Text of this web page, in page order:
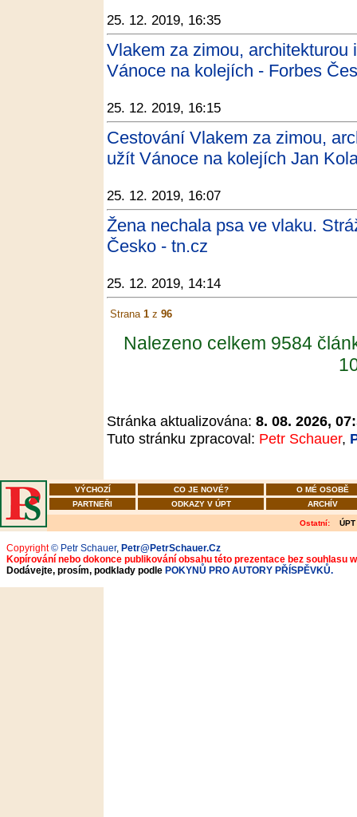
25. 12. 2019, 16:35
Vlakem za zimou,
Vánoce na kolejích - Forbes
25. 12. 2019, 16:15
Cestování Vlakem za zimou,
užít Vánoce na kolejích Jan
25. 12. 2019, 16:07
Žena nechala psa ve vlaku.
Česko - tn.cz
25. 12. 2019, 14:14
Strana 1 z 96
Nalezeno celkem 9584
Stránka aktualizována: 8. 08. 2026,
Tuto stránku zpracoval: Petr Schauer,
VÝCHOZÍ CO JE NOVÉ?
O MÉ OSOBĚ
PARTNEŘI
ODKAZY V ÚPT ARCHÍV
Ostatní: ÚPT
Copyright© Petr Schauer, Petr@PetrSchauer.Cz
Kopírování nebo dokonce publikování obsahu této prezentace bez souhlasu
Dodávejte, prosím, podklady podle POKYNŮ PRO AUTORY PŘÍSPĚVKŮ.